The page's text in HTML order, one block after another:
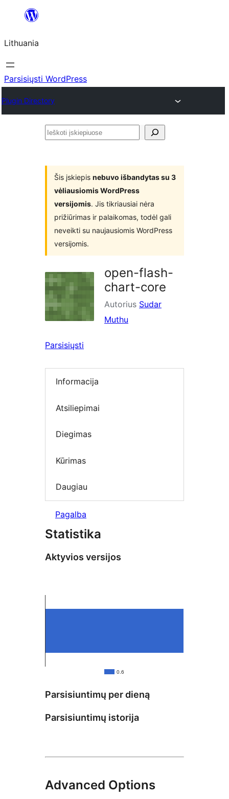
turinio
Lithuania
Parsisiųsti WordPress
Plugin Directory
Ieškoti
Šis įskiepis nebuvo išbandytas su 3
vėliausiomis WordPress
versijomis. Jis tikriausiai nėra
prižiūrimas ir palaikomas, todėl gali
neveikti su naujausiomis WordPress
versijomis.
open-flash-
chart-core
Autorius Sudar
Muthu
Parsisiųsti
Informacija
Atsiliepimai
Diegimas
Kūrimas
Daugiau
Pagalba
Statistika
Aktyvios versijos
0.6
Parsisiuntimų per dieną
Parsisiuntimų istorija
Advanced Options